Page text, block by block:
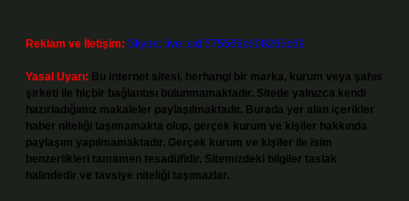
Reklam ve İletişim: Skype: live:.cid.575569c608265c69
Yasal Uyarı: Bu internet sitesi, herhangi bir marka, kurum veya şahıs
şirketi ile hiçbir bağlantısı bulunmamaktadır. Sitede yalnızca kendi
hazırladığımız makaleler paylaşılmaktadır. Burada yer alan içerikler
haber niteliği taşımamakta olup, gerçek kurum ve kişiler hakkında
paylaşım yapılmamaktadır. Gerçek kurum ve kişiler ile isim
benzerlikleri tamamen tesadüfidir. Sitemizdeki bilgiler taslak
halindedir ve tavsiye niteliği taşımazlar.